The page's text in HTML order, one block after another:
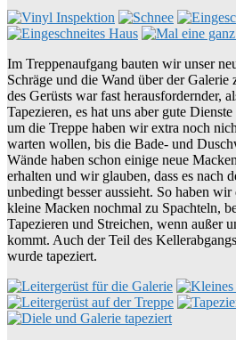
Im Treppenaufgang bauten wir unser
Schräge und die Wand über der Galerie
des Gerüsts war fast herausfordernder,
Tapezieren, es hat uns aber gute
um die Treppe haben wir extra noch
warten wollen, bis die Bade- und
Wände haben schon einige neue
erhalten und wir glauben, dass es nach
unbedingt besser aussieht. So haben
kleine Macken nochmal zu Spachteln,
Tapezieren und Streichen, wenn außer
kommt. Auch der Teil des
wurde tapeziert.